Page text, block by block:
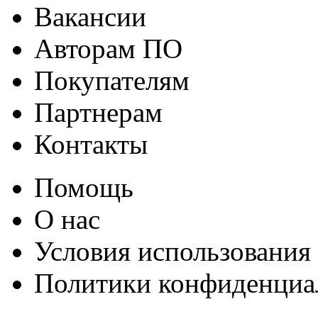
Вакансии
Авторам ПО
Покупателям
Партнерам
Контакты
Помощь
О нас
Условия использования
Политики